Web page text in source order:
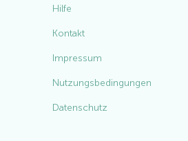
Hilfe
Kontakt
Impressum
Nutzungsbedingungen
Datenschutz